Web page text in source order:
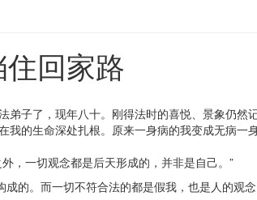
回家路
弟子了，现年八十。刚得法时的喜悦、景象
的生命深处扎根。原来一身病的我变成无病
，一切观念都是后天形成的，并非是自己。”
的。而一切不符合法的都是假我，也是人的